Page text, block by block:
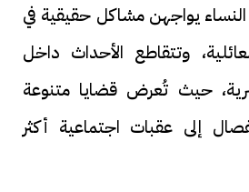
يواجهن مشاكل حقيقية في
وتتقاطع الأحداث داخل
حيث تُعرض قضايا متنوعة
إلى عقبات اجتماعية أكثر